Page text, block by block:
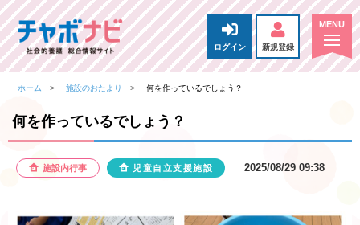
ログイン 新規登録
ホーム 施設のおたより 何を作っているでしょう？
何を作っているでしょう？
施設内行事 児童自立支援施設 2025/08/29 09:38